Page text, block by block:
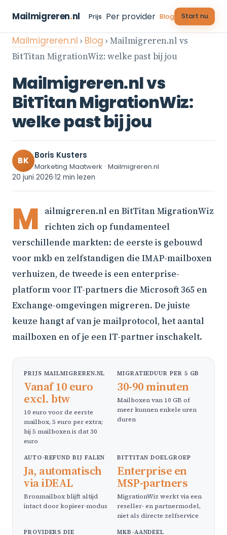
Mailmigreren.nl Prijs Per provider Blog Start nu
Mailmigreren.nl › Blog › Mailmigreren.nl vs
BitTitan MigrationWiz: welke past bij jou
Mailmigreren.nl vs
BitTitan MigrationWiz:
welke past bij jou
BK Boris Kusters
Marketing Maatwerk · Mailmigreren.nl
20 juni 2026·12 min lezen
M ailmigreren.nl en BitTitan MigrationWiz
richten zich op fundamenteel
verschillende markten: de eerste is gebouwd
voor mkb en zelfstandigen die IMAP-mailboxen
verhuizen, de tweede is een enterprise-
platform voor IT-partners die Microsoft 365 en
Exchange-omgevingen migreren. De juiste
keuze hangt af van je mailprotocol, het aantal
mailboxen en of je een IT-partner inschakelt.
PRIJS MAILMIGREREN.NL
Vanaf 10 euro
excl. btw
10 euro voor de eerste
mailbox, 5 euro per extra;
bij 5 mailboxen is dat 30
euro
MIGRATIEDUUR PER 5 GB
30-90 minuten
Mailboxen van 10 GB of
meer kunnen enkele uren
duren
AUTO-REFUND BIJ FALEN
Ja, automatisch
via iDEAL
Bronmailbox blijft altijd
intact door kopieer-modus
BITTITAN DOELGROEP
Enterprise en
MSP-partners
MigrationWiz werkt via een
reseller- en partnermodel,
niet als directe zelfservice
PROVIDERS DIE
MKB-AANDEEL